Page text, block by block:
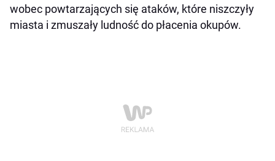
wobec powtarzających się ataków, które niszczyły
miasta i zmuszały ludność do płacenia okupów.